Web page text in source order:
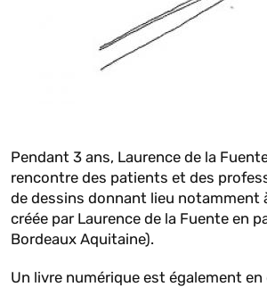
Pendant 3 ans, Laurence de la
rencontre des patients et des
de dessins donnant lieu notamment
créée par Laurence de la Fuente en
Bordeaux Aquitaine).
Un livre numérique est également